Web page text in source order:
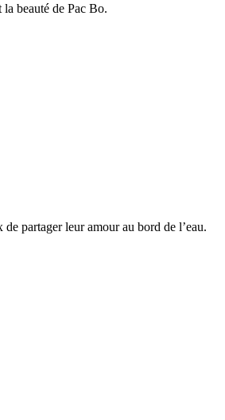
beauté de Pac Bo.
partager leur amour au bord de l’eau.